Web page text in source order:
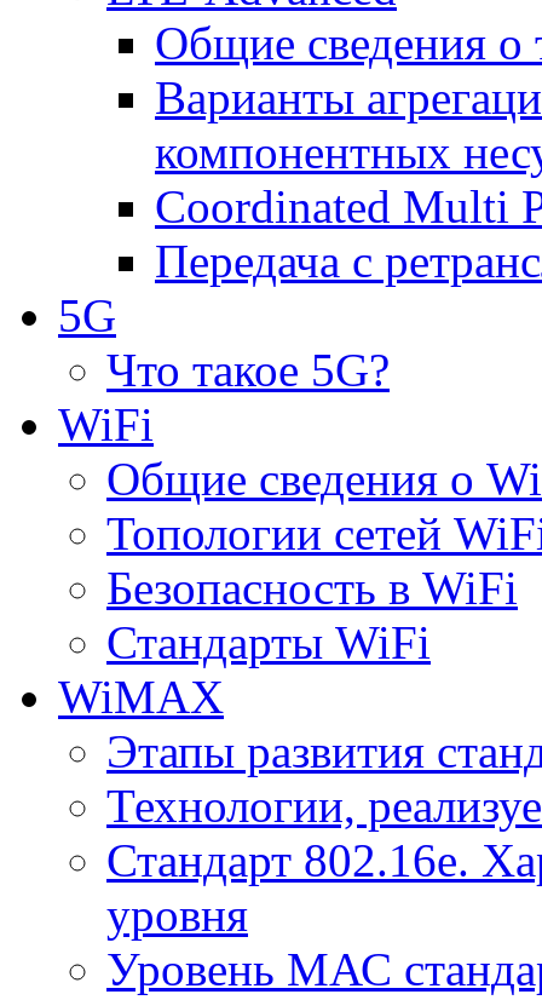
Общие сведения о
Варианты
компонентных
Coordinated Multi
Передача с
5G
Что такое 5G?
WiFi
Общие сведения о
Топологии сетей
Безопасность в WiFi
Стандарты WiFi
WiMAX
Этапы развития
Технологии,
Стандарт 802.16е.
уровня
Уровень МАС